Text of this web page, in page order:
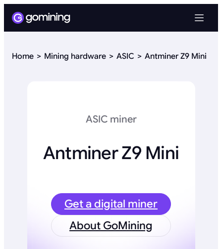
Home Mining hardware ASIC Antminer Z9 Mini
ASIC miner
Antminer Z9 Mini
Get a digital miner
About GoMining